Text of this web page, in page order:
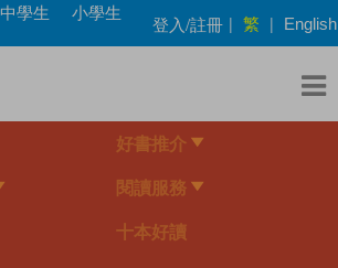
中學生
小學生
登入/註冊 | 繁 | English
好書推介
閱讀服務
十本好讀